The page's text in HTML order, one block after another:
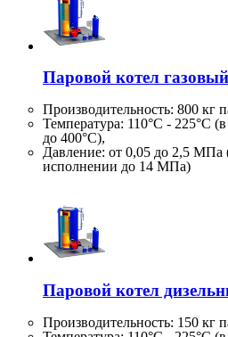
Паровой котел
Производительность: 800 кг
Температура: 110°C - 225°C
до 400°C),
Давление: от 0,05 до 2,5 МПа
исполнении до 14 МПа)
Паровой котел
Производительность: 150 кг